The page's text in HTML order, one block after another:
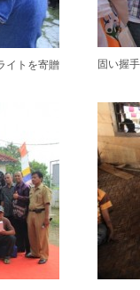
イトを寄贈 固い握